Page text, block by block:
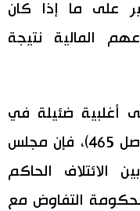
على ما إذا كان
المالية نتيجة
أغلبية ضئيلة في
مجلس النواب (233 مقعدًا من أصل 465)، فإن مجلس
الائتلاف الحاكم
التفاوض مع